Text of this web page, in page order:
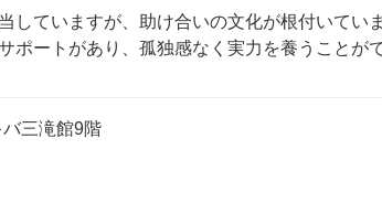
していますが、助け合いの文化が根付いていま
ポートがあり、孤独感なく実力を養うことが
三滝館9階